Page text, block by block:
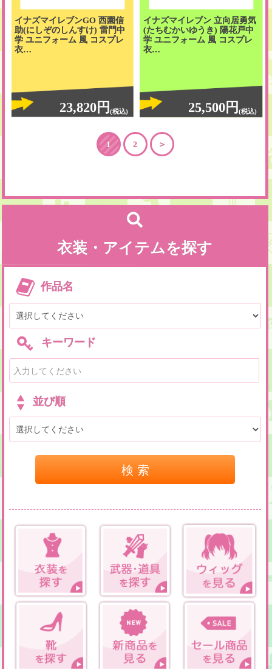
イナズマイレブンGO 西園信
助(にしぞのしんすけ) 雷門中
学 ユニフォーム 風 コスプレ
衣…
23,820円(税込)
イナズマイレブン 立向居勇気
(たちむかいゆうき) 陽花戸中
学 ユニフォーム 風 コスプレ
衣…
25,500円(税込)
1 2 ＞
衣装・アイテムを探す
作品名
キーワード
並び順
検 索